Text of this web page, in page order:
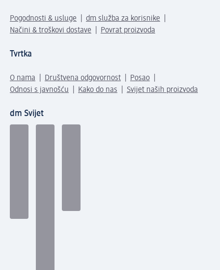
Pogodnosti & usluge
dm služba za korisnike
Načini & troškovi dostave
Povrat proizvoda
Tvrtka
O nama Društvena odgovornost
Posao
Odnosi s javnošću
Kako do nas Svijet naših proizvoda
dm Svijet